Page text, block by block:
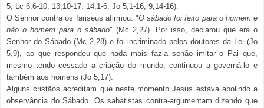
5; Lc 6,6-10; 13,10-17; 14,1-6; Jo 5,1-16; 9,14-16).
O Senhor contra os fariseus afirmou: "O sábado foi feito para o homem e
não o homem para o sábado" (Mc 2,27). Por isso, declarou que era o
Senhor do Sábado (Mc 2,28) e foi incriminado pelos doutores da Lei (Jo
5,9), ao que respondeu que nada mais fazia senão imitar o Pai que,
mesmo tendo cessado a criação do mundo, continuou a governá-lo e
também aos homens (Jo 5,17).
Alguns cristãos acreditam que neste momento Jesus estava abolindo a
observância do Sábado. Os sabatistas contra-argumentam dizendo que